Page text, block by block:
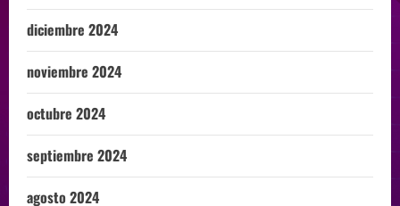
diciembre 2024
noviembre 2024
octubre 2024
septiembre 2024
agosto 2024